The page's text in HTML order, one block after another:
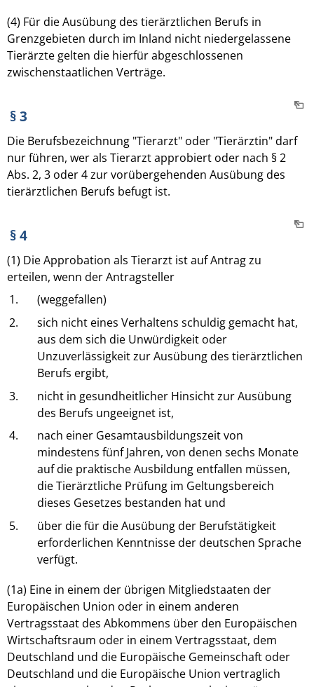
(4) Für die Ausübung des tierärztlichen Berufs in
Grenzgebieten durch im Inland nicht niedergelassene
Tierärzte gelten die hierfür abgeschlossenen
zwischenstaatlichen Verträge.
§ 3
Die Berufsbezeichnung "Tierarzt" oder "Tierärztin" darf
nur führen, wer als Tierarzt approbiert oder nach § 2
Abs. 2, 3 oder 4 zur vorübergehenden Ausübung des
tierärztlichen Berufs befugt ist.
§ 4
(1) Die Approbation als Tierarzt ist auf Antrag zu
erteilen, wenn der Antragsteller
1.
(weggefallen)
2.
sich nicht eines Verhaltens schuldig gemacht hat,
aus dem sich die Unwürdigkeit oder
Unzuverlässigkeit zur Ausübung des tierärztlichen
Berufs ergibt,
3.
nicht in gesundheitlicher Hinsicht zur Ausübung
des Berufs ungeeignet ist,
4.
nach einer Gesamtausbildungszeit von
mindestens fünf Jahren, von denen sechs Monate
auf die praktische Ausbildung entfallen müssen,
die Tierärztliche Prüfung im Geltungsbereich
dieses Gesetzes bestanden hat und
5.
über die für die Ausübung der Berufstätigkeit
erforderlichen Kenntnisse der deutschen Sprache
verfügt.
(1a) Eine in einem der übrigen Mitgliedstaaten der
Europäischen Union oder in einem anderen
Vertragsstaat des Abkommens über den Europäischen
Wirtschaftsraum oder in einem Vertragsstaat, dem
Deutschland und die Europäische Gemeinschaft oder
Deutschland und die Europäische Union vertraglich